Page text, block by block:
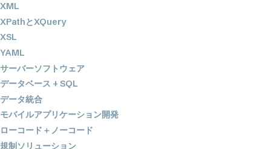
XML
XPathとXQuery
XSL
YAML
サーバーソフトウェア
データベース + SQL
データ統合
モバイルアプリケーション開発
ローコード＋ノーコード
規制ソリューション